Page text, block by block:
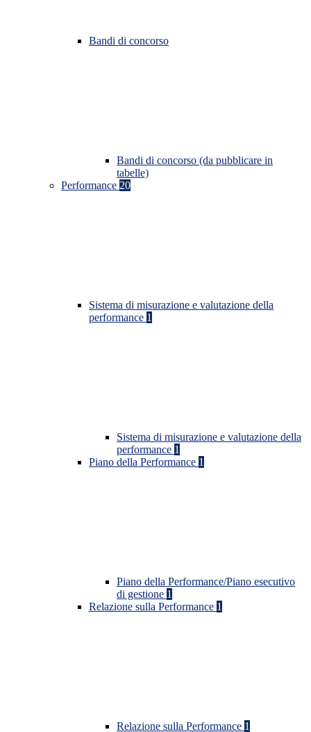
Bandi di concorso
Bandi di concorso (da pubblicare in
tabelle)
Performance 20
Sistema di misurazione e valutazione della
performance 1
Sistema di misurazione e valutazione della
performance 1
Piano della Performance 1
Piano della Performance/Piano esecutivo
di gestione 1
Relazione sulla Performance 1
Relazione sulla Performance 1